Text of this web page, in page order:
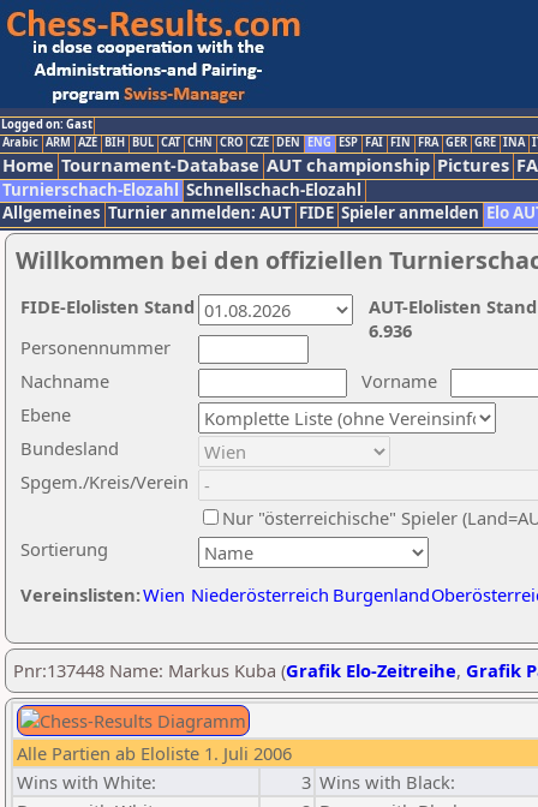
Logged on: Gast
Arabic ARM AZE BIH BUL CAT CHN CRO CZE DEN ENG ESP FAI FIN FRA GER GRE INA
Home Tournament-Database AUT championship Pictures
Turnierschach-Elozahl Schnellschach-Elozahl
Allgemeines Turnier anmelden: AUT FIDE Spieler anmelden Elo
Willkommen bei den offiziellen
Nachname
Vorname
Ebene
Sortierung
Personennummer
Bundesland
Spgem./Kreis/Verein
Nur "österreichische" Spieler
Vereinslisten:Wien Niederösterreich Burgenland
AUT-Elolisten
6.936
FIDE-Elolisten Stand
Pnr:137448 Name: Markus Kuba (Grafik Elo-Zeitreihe, Grafik
Alle Partien ab Eloliste 1. Juli 2006
Wins with White:
3 Wins with Black: